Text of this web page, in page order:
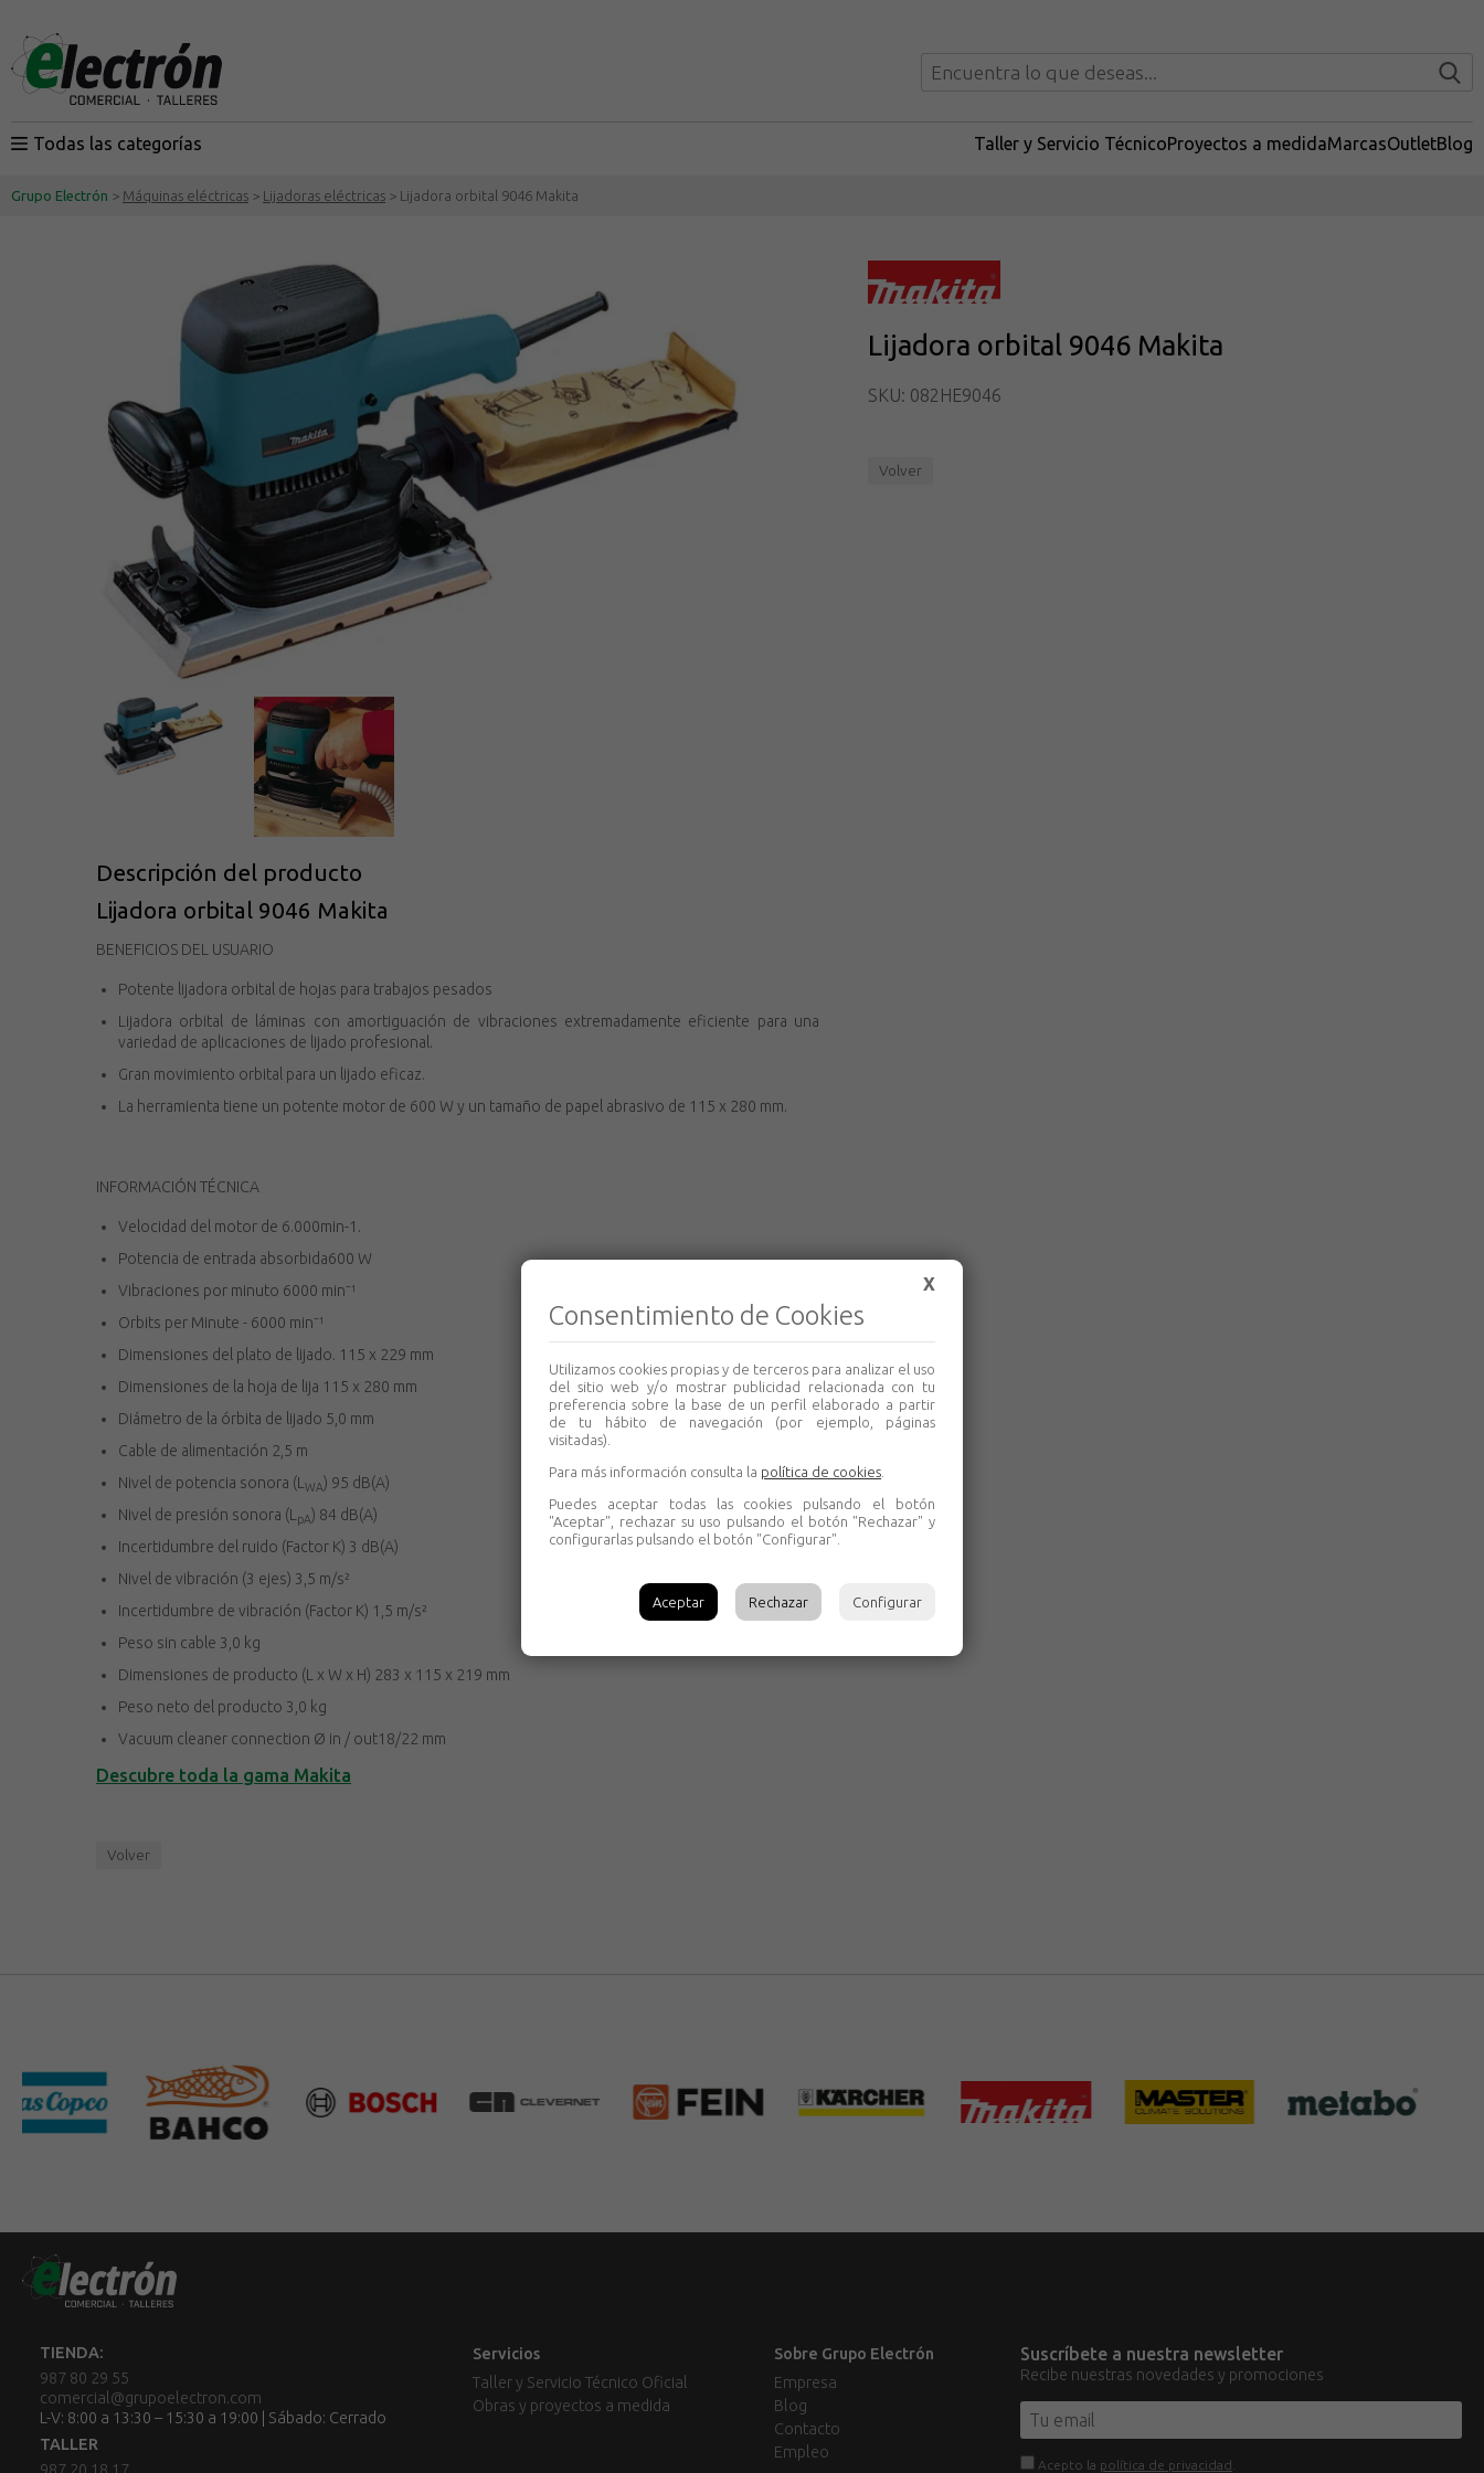
Todas las categorías Taller y Servicio TécnicoProyectos a medidaMarcasOutletBlog
Grupo Electrón > Máquinas eléctricas > Lijadoras eléctricas > Lijadora orbital 9046 Makita
Lijadora orbital 9046 Makita
SKU: 082HE9046
Volver
Descripción del producto
Lijadora orbital 9046 Makita
BENEFICIOS DEL USUARIO
Potente lijadora orbital de hojas para trabajos pesados
Lijadora orbital de láminas con amortiguación de vibraciones extremadamente eficiente para una
variedad de aplicaciones de lijado profesional.
Gran movimiento orbital para un lijado eficaz.
La herramienta tiene un potente motor de 600 W y un tamaño de papel abrasivo de 115 x 280 mm.
INFORMACIÓN TÉCNICA
Velocidad del motor de 6.000min-1.
Potencia de entrada absorbida600 W
Vibraciones por minuto 6000 min⁻¹
Orbits per Minute - 6000 min⁻¹
Dimensiones del plato de lijado. 115 x 229 mm
Dimensiones de la hoja de lija 115 x 280 mm
Diámetro de la órbita de lijado 5,0 mm
Cable de alimentación 2,5 m
Nivel de potencia sonora (LWA) 95 dB(A)
Nivel de presión sonora (LpA) 84 dB(A)
Incertidumbre del ruido (Factor K) 3 dB(A)
Nivel de vibración (3 ejes) 3,5 m/s²
Incertidumbre de vibración (Factor K) 1,5 m/s²
Peso sin cable 3,0 kg
Dimensiones de producto (L x W x H) 283 x 115 x 219 mm
Peso neto del producto 3,0 kg
Vacuum cleaner connection Ø in / out18/22 mm
Descubre toda la gama Makita
Volver
TIENDA:
987 80 29 55
comercial@grupoelectron.com
L-V: 8:00 a 13:30 – 15:30 a 19:00 | Sábado: Cerrado
TALLER
Servicios
Taller y Servicio Técnico Oficial
Obras y proyectos a medida
Sobre Grupo Electrón
Empresa
Blog
Contacto
Empleo
Suscríbete a nuestra newsletter
Recibe nuestras novedades y promociones
Acepto la política de privacidad
X
Consentimiento de Cookies
Utilizamos cookies propias y de terceros para analizar el uso
del sitio web y/o mostrar publicidad relacionada con tu
preferencia sobre la base de un perfil elaborado a partir
de tu hábito de navegación (por ejemplo, páginas
visitadas).
Para más información consulta la política de cookies
Puedes aceptar todas las cookies pulsando el botón
"Aceptar", rechazar su uso pulsando el botón "Rechazar" y
configurarlas pulsando el botón "Configurar".
Aceptar Rechazar Configurar